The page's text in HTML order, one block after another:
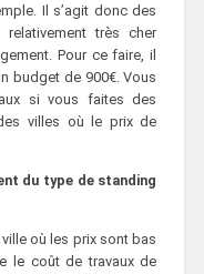
Il s’agit donc des
très cher
Pour ce faire, il
budget de 900€. Vous
si vous faites des
villes où le prix de
du type de standing
où les prix sont bas
le coût de travaux de